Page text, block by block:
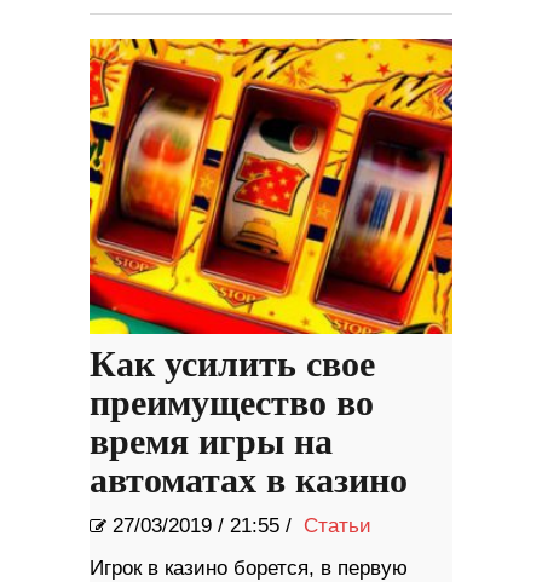
Как усилить свое
преимущество во
время игры на
автоматах в казино
27/03/2019 / 21:55 / Статьи
Игрок в казино борется, в первую